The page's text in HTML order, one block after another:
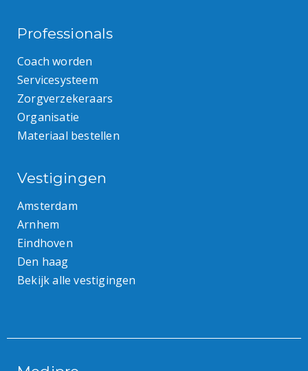
Professionals
Coach worden
Servicesysteem
Zorgverzekeraars
Organisatie
Materiaal bestellen
Vestigingen
Amsterdam
Arnhem
Eindhoven
Den haag
Bekijk alle vestigingen